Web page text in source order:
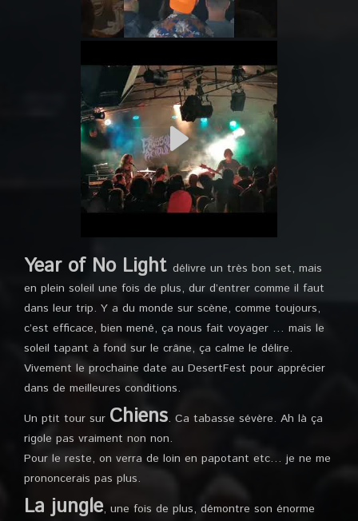
Year of No Light délivre un très bon set, mais
en plein soleil une fois de plus, dur d’entrer comme il faut
dans leur trip. Y a du monde sur scène, comme toujours,
c’est efficace, bien mené, ça nous fait voyager … mais le
soleil tapant à fond sur le crâne, ça calme le délire.
Vivement le prochaine date au DesertFest pour apprécier
dans de meilleures conditions.
Un ptit tour sur Chiens. Ca tabasse sévère. Ah là ça
rigole pas vraiment non non.
Pour le reste, on verra de loin en papotant etc… je ne me
prononcerais pas plus.
La jungle, une fois de plus, démontre son énorme